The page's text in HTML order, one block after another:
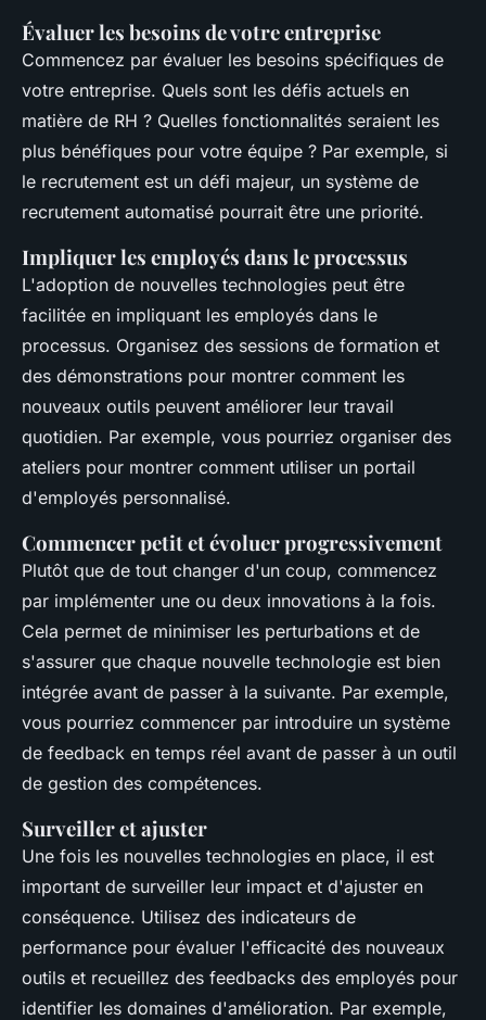
Évaluer les besoins de votre entreprise
Commencez par évaluer les besoins spécifiques de
votre entreprise. Quels sont les défis actuels en
matière de RH ? Quelles fonctionnalités seraient les
plus bénéfiques pour votre équipe ? Par exemple, si
le recrutement est un défi majeur, un système de
recrutement automatisé pourrait être une priorité.
Impliquer les employés dans le processus
L'adoption de nouvelles technologies peut être
facilitée en impliquant les employés dans le
processus. Organisez des sessions de formation et
des démonstrations pour montrer comment les
nouveaux outils peuvent améliorer leur travail
quotidien. Par exemple, vous pourriez organiser des
ateliers pour montrer comment utiliser un portail
d'employés personnalisé.
Commencer petit et évoluer progressivement
Plutôt que de tout changer d'un coup, commencez
par implémenter une ou deux innovations à la fois.
Cela permet de minimiser les perturbations et de
s'assurer que chaque nouvelle technologie est bien
intégrée avant de passer à la suivante. Par exemple,
vous pourriez commencer par introduire un système
de feedback en temps réel avant de passer à un outil
de gestion des compétences.
Surveiller et ajuster
Une fois les nouvelles technologies en place, il est
important de surveiller leur impact et d'ajuster en
conséquence. Utilisez des indicateurs de
performance pour évaluer l'efficacité des nouveaux
outils et recueillez des feedbacks des employés pour
identifier les domaines d'amélioration. Par exemple,